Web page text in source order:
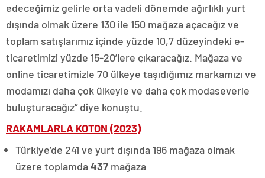
edeceğimiz gelirle orta vadeli dönemde ağırlıklı yurt
dışında olmak üzere 130 ile 150 mağaza açacağız ve
toplam satışlarımız içinde yüzde 10,7 düzeyindeki e-
ticaretimizi yüzde 15-20’lere çıkaracağız. Mağaza ve
online ticaretimizle 70 ülkeye taşıdığımız markamızı ve
modamızı daha çok ülkeyle ve daha çok modaseverle
buluşturacağız” diye konuştu.
RAKAMLARLA KOTON (2023)
Türkiye’de 241 ve yurt dışında 196 mağaza olmak
üzere toplamda437 mağaza